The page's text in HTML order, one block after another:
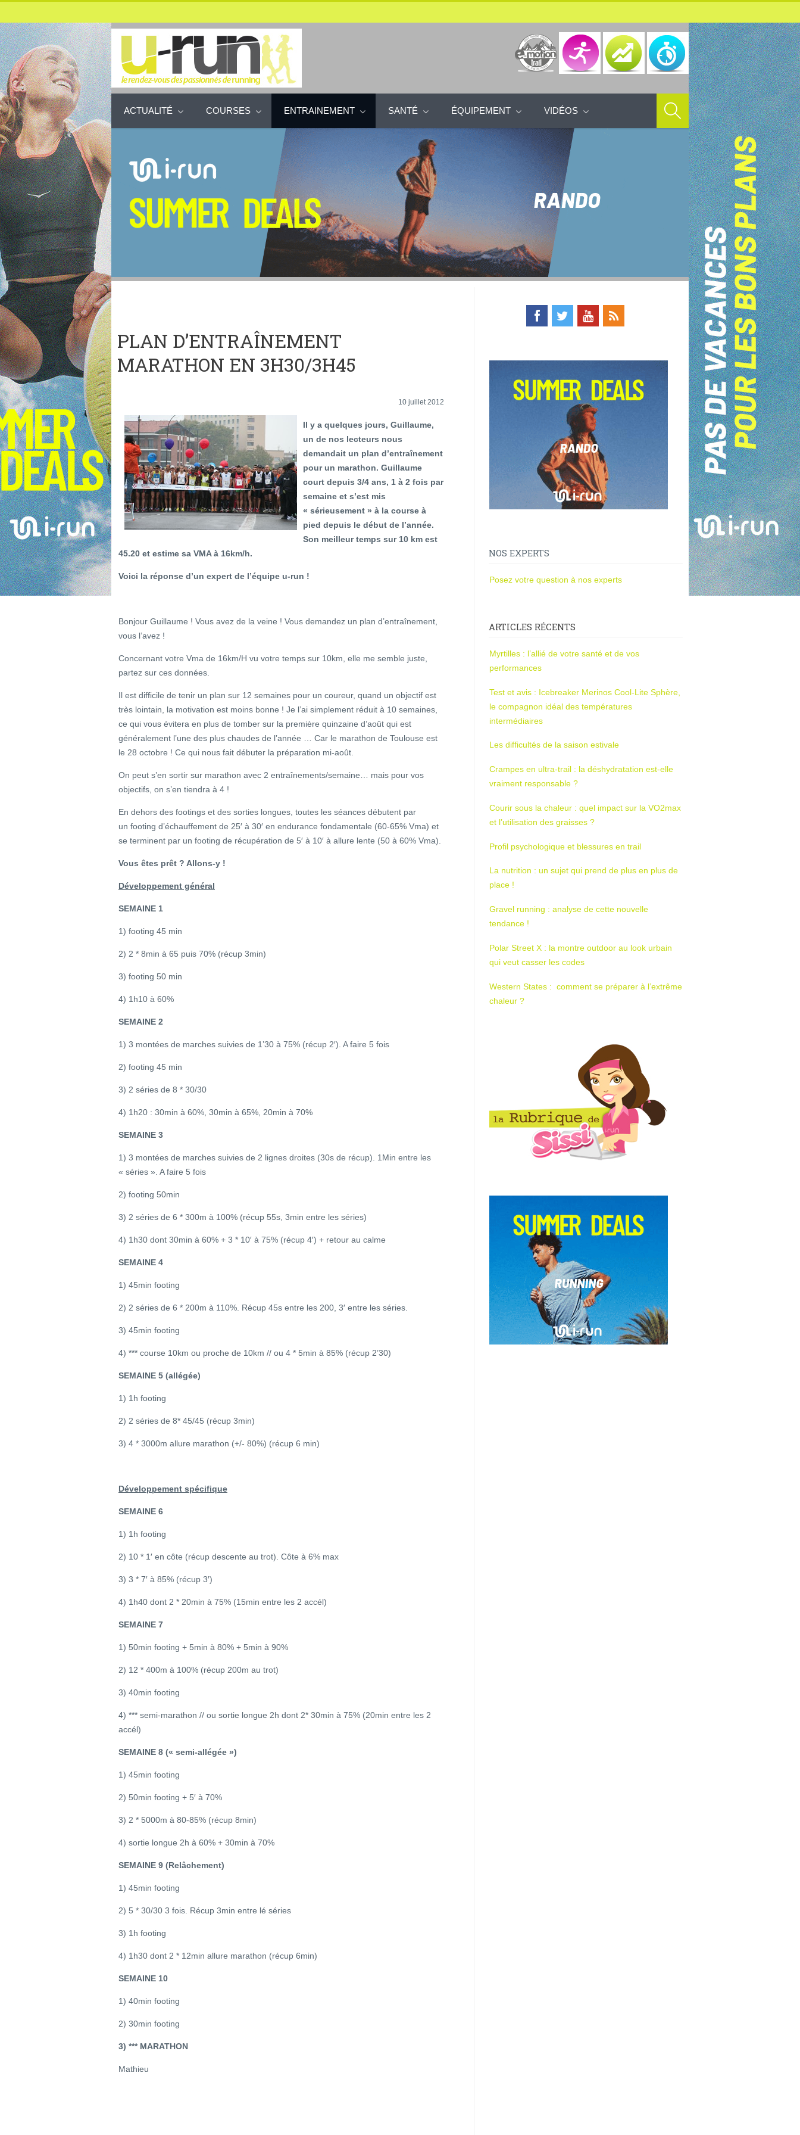
ACTUALITÉ COURSES ENTRAINEMENT SANTÉ ÉQUIPEMENT VIDÉOS
PLAN D’ENTRAÎNEMENT
MARATHON EN 3H30/3H45
10 juillet 2012
Il y a quelques jours, Guillaume,
un de nos lecteurs nous
demandait un plan d’entraînement
pour un marathon. Guillaume
court depuis 3/4 ans, 1 à 2 fois par
semaine et s’est mis
« sérieusement » à la course à
pied depuis le début de l’année.
Son meilleur temps sur 10 km est
45.20 et estime sa VMA à 16km/h.
Voici la réponse d’un expert de l’équipe u-run !
Bonjour Guillaume ! Vous avez de la veine ! Vous demandez un plan d’entraînement,
vous l’avez !
Concernant votre Vma de 16km/H vu votre temps sur 10km, elle me semble juste,
partez sur ces données.
Il est difficile de tenir un plan sur 12 semaines pour un coureur, quand un objectif est
très lointain, la motivation est moins bonne ! Je l’ai simplement réduit à 10 semaines,
ce qui vous évitera en plus de tomber sur la première quinzaine d’août qui est
généralement l’une des plus chaudes de l’année … Car le marathon de Toulouse est
le 28 octobre ! Ce qui nous fait débuter la préparation mi-août.
On peut s’en sortir sur marathon avec 2 entraînements/semaine… mais pour vos
objectifs, on s’en tiendra à 4 !
En dehors des footings et des sorties longues, toutes les séances débutent par
un footing d’échauffement de 25′ à 30′ en endurance fondamentale (60-65% Vma) et
se terminent par un footing de récupération de 5′ à 10′ à allure lente (50 à 60% Vma).
Vous êtes prêt ? Allons-y !
Développement général
SEMAINE 1
1) footing 45 min
2) 2 * 8min à 65 puis 70% (récup 3min)
3) footing 50 min
4) 1h10 à 60%
SEMAINE 2
1) 3 montées de marches suivies de 1’30 à 75% (récup 2′). A faire 5 fois
2) footing 45 min
3) 2 séries de 8 * 30/30
4) 1h20 : 30min à 60%, 30min à 65%, 20min à 70%
SEMAINE 3
1) 3 montées de marches suivies de 2 lignes droites (30s de récup). 1Min entre les
« séries ». A faire 5 fois
2) footing 50min
3) 2 séries de 6 * 300m à 100% (récup 55s, 3min entre les séries)
4) 1h30 dont 30min à 60% + 3 * 10′ à 75% (récup 4′) + retour au calme
SEMAINE 4
1) 45min footing
2) 2 séries de 6 * 200m à 110%. Récup 45s entre les 200, 3′ entre les séries.
3) 45min footing
4) *** course 10km ou proche de 10km // ou 4 * 5min à 85% (récup 2’30)
SEMAINE 5 (allégée)
1) 1h footing
2) 2 séries de 8* 45/45 (récup 3min)
3) 4 * 3000m allure marathon (+/- 80%) (récup 6 min)
Développement spécifique
SEMAINE 6
1) 1h footing
2) 10 * 1′ en côte (récup descente au trot). Côte à 6% max
3) 3 * 7′ à 85% (récup 3′)
4) 1h40 dont 2 * 20min à 75% (15min entre les 2 accél)
SEMAINE 7
1) 50min footing + 5min à 80% + 5min à 90%
2) 12 * 400m à 100% (récup 200m au trot)
3) 40min footing
4) *** semi-marathon // ou sortie longue 2h dont 2* 30min à 75% (20min entre les 2
accél)
SEMAINE 8 (« semi-allégée »)
1) 45min footing
2) 50min footing + 5′ à 70%
3) 2 * 5000m à 80-85% (récup 8min)
4) sortie longue 2h à 60% + 30min à 70%
SEMAINE 9 (Relâchement)
1) 45min footing
2) 5 * 30/30 3 fois. Récup 3min entre lé séries
3) 1h footing
4) 1h30 dont 2 * 12min allure marathon (récup 6min)
SEMAINE 10
1) 40min footing
2) 30min footing
3) *** MARATHON
Mathieu
NOS EXPERTS
Posez votre question à nos experts
ARTICLES RÉCENTS
Myrtilles : l’allié de votre santé et de vos
performances
Test et avis : Icebreaker Merinos Cool-Lite Sphère,
le compagnon idéal des températures
intermédiaires
Les difficultés de la saison estivale
Crampes en ultra-trail : la déshydratation est-elle
vraiment responsable ?
Courir sous la chaleur : quel impact sur la VO2max
et l’utilisation des graisses ?
Profil psychologique et blessures en trail
La nutrition : un sujet qui prend de plus en plus de
place !
Gravel running : analyse de cette nouvelle
tendance !
Polar Street X : la montre outdoor au look urbain
qui veut casser les codes
Western States : comment se préparer à l’extrême
chaleur ?